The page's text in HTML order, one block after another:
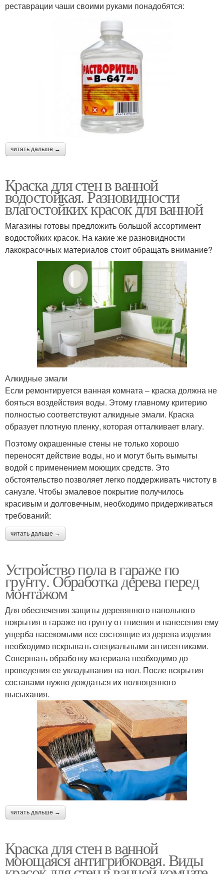
реставрации чаши своими руками понадобятся:
читать дальше →
Краска для стен в ванной
водостойкая. Разновидности
влагостойких красок для ванной
Магазины готовы предложить большой ассортимент
водостойких красок. На какие же разновидности
лакокрасочных материалов стоит обращать внимание?
Алкидные эмали
Если ремонтируется ванная комната – краска должна не
бояться воздействия воды. Этому главному критерию
полностью соответствуют алкидные эмали. Краска
образует плотную пленку, которая отталкивает влагу.
Поэтому окрашенные стены не только хорошо
переносят действие воды, но и могут быть вымыты
водой с применением моющих средств. Это
обстоятельство позволяет легко поддерживать чистоту в
санузле. Чтобы эмалевое покрытие получилось
красивым и долговечным, необходимо придерживаться
требований:
читать дальше →
Устройство пола в гараже по
грунту. Обработка дерева перед
монтажом
Для обеспечения защиты деревянного напольного
покрытия в гараже по грунту от гниения и нанесения ему
ущерба насекомыми все состоящие из дерева изделия
необходимо вскрывать специальными антисептиками.
Совершать обработку материала необходимо до
проведения ее укладывания на пол. После вскрытия
составами нужно дождаться их полноценного
высыхания.
читать дальше →
Краска для стен в ванной
моющаяся антигрибковая. Виды